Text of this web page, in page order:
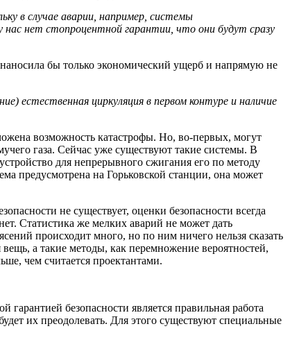
в случае аварии, например, системы
нас нет стопроцентной гаран­тии, что они будут сразу
бы только экономический ущерб и напрямую не
естественная циркуляция в первом контуре и наличие
возможность катастрофы. Но, во-первых, могут
газа. Сейчас уже существуют такие системы. В
для непрерывного сжигания его по методу
предусмотрена на Горьковской станции, она может
не существует, оценки безопасности всегда
Статистика же мелких аварий не может дать
происходит много, но по ним ничего нельзя сказать
а такие методы, как перемножение вероятностей,
чем считается проектантами.
безопасности является правильная работа
их преодолевать. Для этого существуют специальные